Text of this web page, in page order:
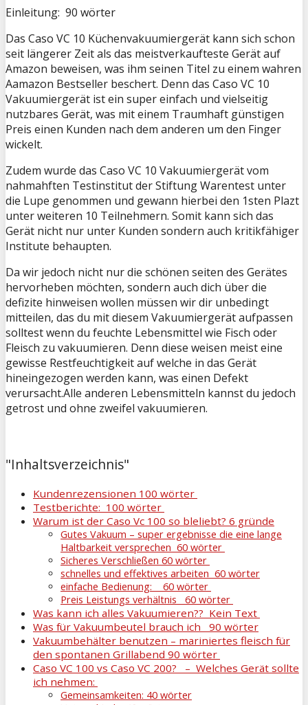
Einleitung: 90 wörter
Das Caso VC 10 Küchenvakuumiergerät kann sich schon
seit längerer Zeit als das meistverkaufteste Gerät auf
Amazon beweisen, was ihm seinen Titel zu einem wahren
Aamazon Bestseller beschert. Denn das Caso VC 10
Vakuumiergerät ist ein super einfach und vielseitig
nutzbares Gerät, was mit einem Traumhaft günstigen
Preis einen Kunden nach dem anderen um den Finger
wickelt.
Zudem wurde das Caso VC 10 Vakuumiergerät vom
nahmahften Testinstitut der Stiftung Warentest unter
die Lupe genommen und gewann hierbei den 1sten Plazt
unter weiteren 10 Teilnehmern. Somit kann sich das
Gerät nicht nur unter Kunden sondern auch kritikfähiger
Institute behaupten.
Da wir jedoch nicht nur die schönen seiten des Gerätes
hervorheben möchten, sondern auch dich über die
defizite hinweisen wollen müssen wir dir unbedingt
mitteilen, das du mit diesem Vakuumiergerät aufpassen
solltest wenn du feuchte Lebensmittel wie Fisch oder
Fleisch zu vakuumieren. Denn diese weisen meist eine
gewisse Restfeuchtigkeit auf welche in das Gerät
hineingezogen werden kann, was einen Defekt
verursacht.Alle anderen Lebensmitteln kannst du jedoch
getrost und ohne zweifel vakuumieren.
"Inhaltsverzeichnis"
Kundenrezensionen 100 wörter
Testberichte: 100 wörter
Warum ist der Caso Vc 100 so bleliebt? 6 gründe
Gutes Vakuum – super ergebnisse die eine lange
Haltbarkeit versprechen 60 wörter
Sicheres Verschließen 60 wörter
schnelles und effektives arbeiten 60 wörter
einfache Bedienung: 60 wörter
Preis Leistungs verhältnis 60 wörter
Was kann ich alles Vakuumieren?? Kein Text
Was für Vakuumbeutel brauch ich 90 wörter
Vakuumbehälter benutzen – mariniertes fleisch für
den spontanen Grillabend 90 wörter
Caso VC 100 vs Caso VC 200? – Welches Gerät sollte
ich nehmen:
Gemeinsamkeiten: 40 wörter